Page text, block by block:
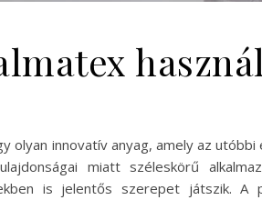
olyan innovatív anyag, amely az
miatt széleskörű
is jelentős szerepet játszik. A